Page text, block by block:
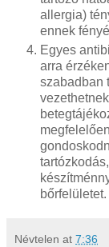
allergia)
ennek
Egyes
arra
szabadban
bőrfelületet.
Névtelen at 7:36